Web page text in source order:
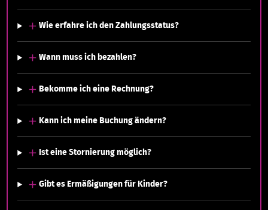
Wie erfahre ich den Zahlungsstatus?
Wann muss ich bezahlen?
Bekomme ich eine Rechnung?
Kann ich meine Buchung ändern?
Ist eine Stornierung möglich?
Gibt es Ermäßigungen für Kinder?